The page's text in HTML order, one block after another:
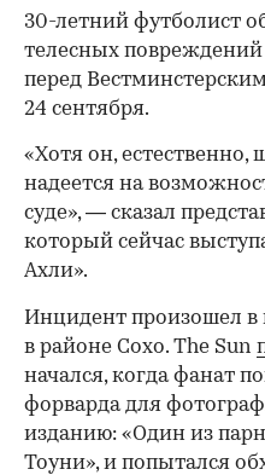
30-летний футболист
телесных
перед
24 сентября.
«Хотя он, естественно,
надеется на
суде», — сказал
который сейчас
Ахли».
Инцидент произошел в
в районе Сохо. The Sun
начался, когда фанат
форварда для
изданию: «Один из
Тоуни», и попытался